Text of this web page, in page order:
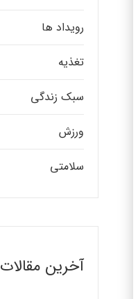
رویداد ها
تغذیه
سبک زندگی
ورزش
سلامتی
آخرین مقالات